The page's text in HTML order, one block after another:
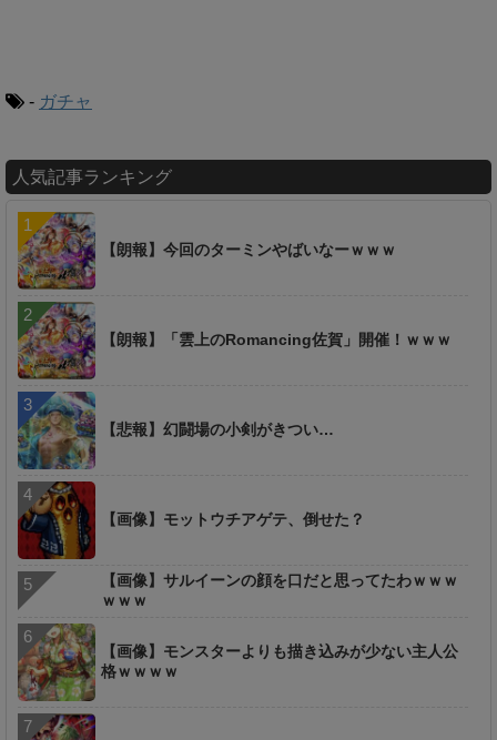
- ガチャ
人気記事ランキング
【朗報】今回のターミンやばいなーｗｗｗ
【朗報】「雲上のRomancing佐賀」開催！ｗｗｗ
【悲報】幻闘場の小剣がきつい…
【画像】モットウチアゲテ、倒せた？
【画像】サルイーンの顔を口だと思ってたわｗｗｗ
ｗｗｗ
【画像】モンスターよりも描き込みが少ない主人公
格ｗｗｗｗ